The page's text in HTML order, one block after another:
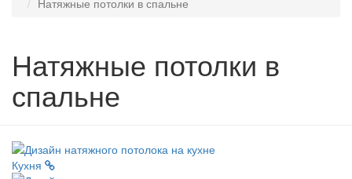
Натяжные потолки в спальне
Натяжные потолки в
спальне
Кухня